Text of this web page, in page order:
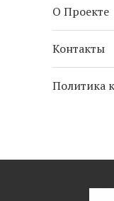
О Проекте
Контакты
Политика